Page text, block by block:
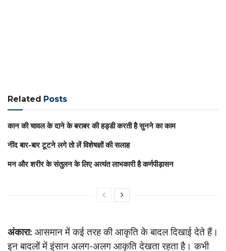
Related Posts
कान की चावल के दाने के बराबर की हड्डी करती है सुनने का काम
नींद बार-बार टूटने लगे तो लें विशेषज्ञों की सलाह
मन और शरीर के संतुलन के लिए अत्यंत लाभकारी है कर्णपीड़ासन
अंकारा: आसमान में कई तरह की आकृति के बादल दिखाई देते हैं।
इन बादलों में इंसान अलग-अलग आकृति देखता रहता है। कभी